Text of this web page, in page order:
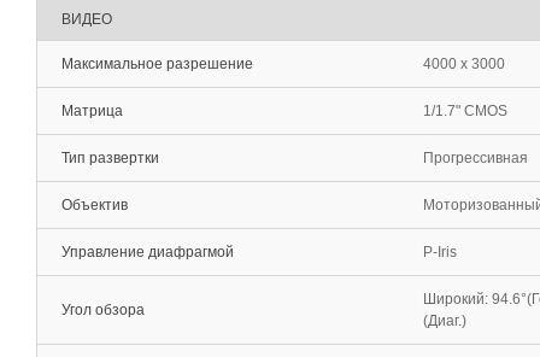
ВИДЕО
Максимальное разрешение 4000 х 3000
Матрица 1/1.7" CMOS
Тип развертки Прогрессивная
Объектив
Управление диафрагмой P-Iris
Угол обзора
Широкий:
(Диаг.)